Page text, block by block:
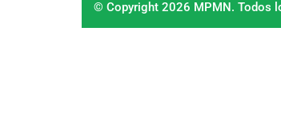
© Copyright 2026 MPMN. Todos